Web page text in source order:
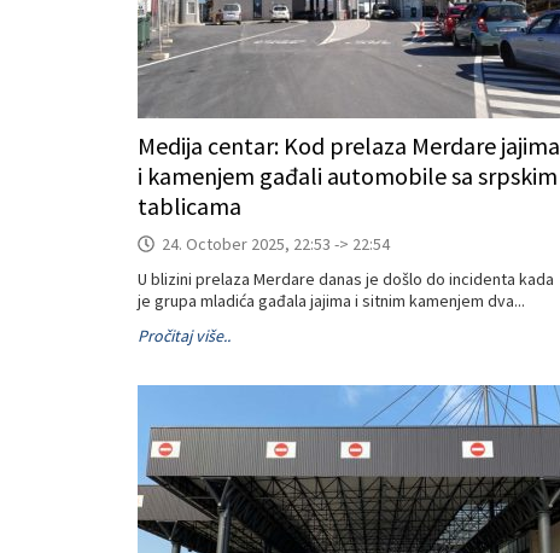
Medija centar: Kod prelaza Merdare jajima
i kamenjem gađali automobile sa srpskim
tablicama
24. October 2025, 22:53 -> 22:54
U blizini prelaza Merdare danas je došlo do incidenta kada
je grupa mladića gađala jajima i sitnim kamenjem dva...
Pročitaj više..